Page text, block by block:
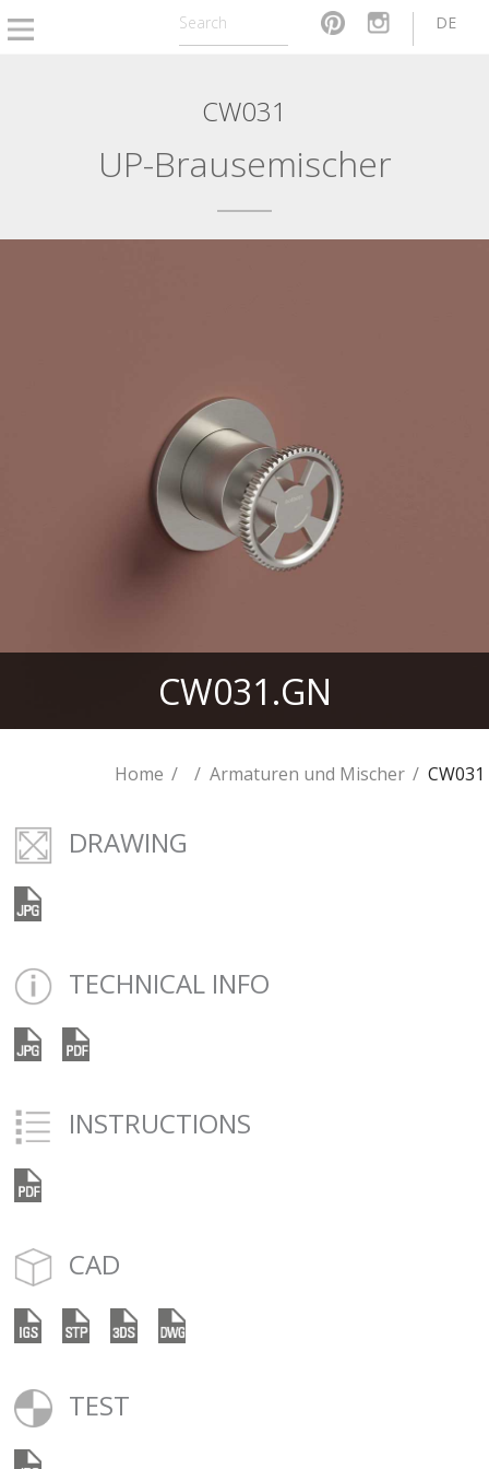
DE
CW031
UP-Brausemischer
CW031.GN
Home Armaturen und Mischer CW031
DRAWING
TECHNICAL INFO
INSTRUCTIONS
CAD
TEST